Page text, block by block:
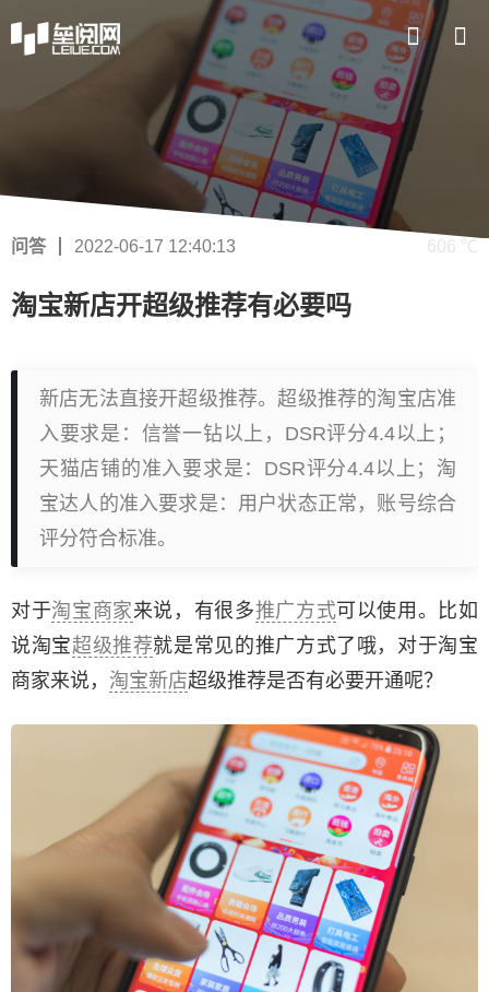
问答 2022-06-17 12:40:13 606 ℃
淘宝新店开超级推荐有必要吗
新店无法直接开超级推荐。超级推荐的淘宝店准
入要求是：信誉一钻以上，DSR评分4.4以上；
天猫店铺的准入要求是：DSR评分4.4以上；淘
宝达人的准入要求是：用户状态正常，账号综合
评分符合标准。
对于淘宝商家来说，有很多推广方式可以使用。比如
说淘宝超级推荐就是常见的推广方式了哦，对于淘宝
商家来说， 淘宝新店超级推荐是否有必要开通呢？